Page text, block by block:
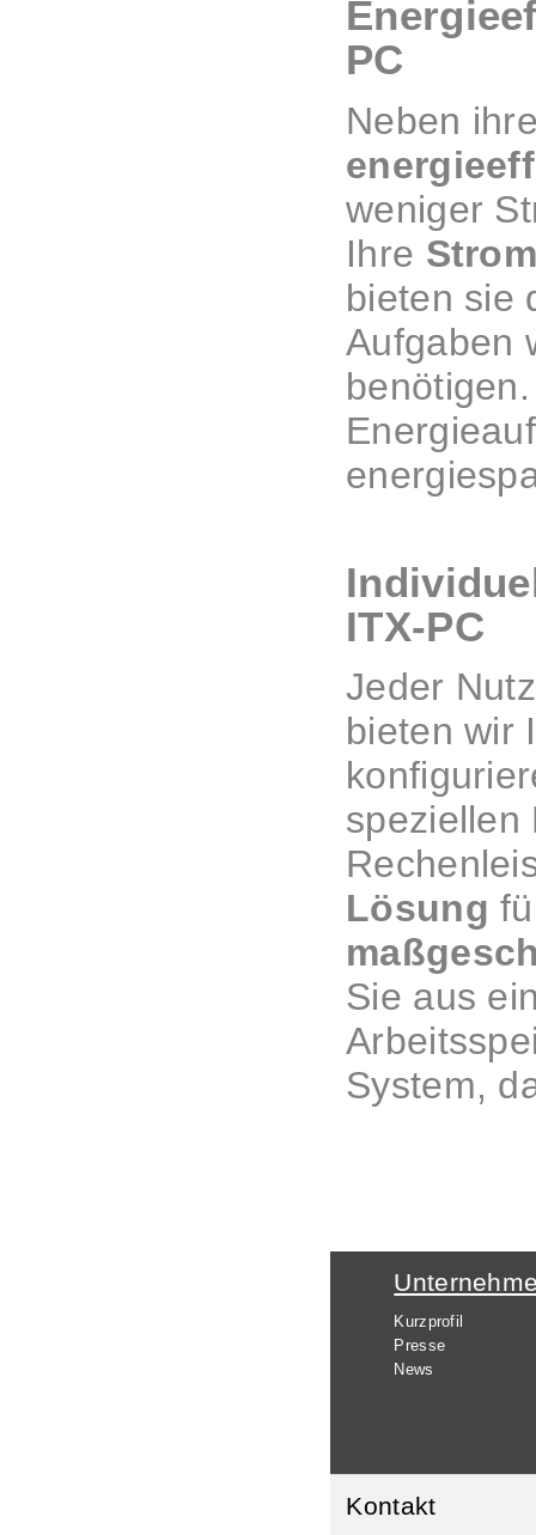
PC
Neben
weniger
Ihre
bieten sie
Aufgaben
ITX-PC
Jeder
bieten wir
speziellen
Lösung
Sie aus
System,
Kurzprofil
Presse
News
Kontakt